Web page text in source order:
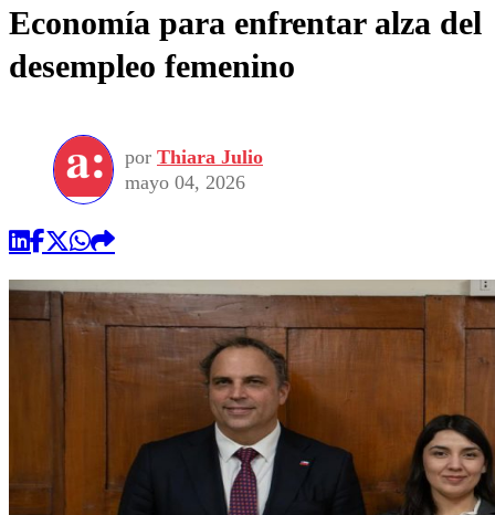
Economía para enfrentar alza del
desempleo femenino
por Thiara Julio
mayo 04, 2026